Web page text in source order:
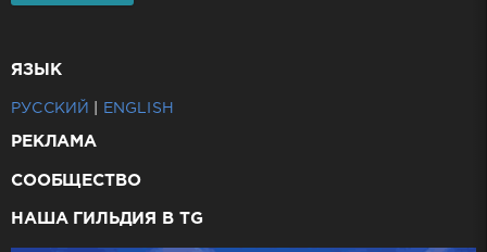
ЯЗЫК
РУССКИЙ ENGLISH
РЕКЛАМА
СООБЩЕСТВО
НАША ГИЛЬДИЯ В TG